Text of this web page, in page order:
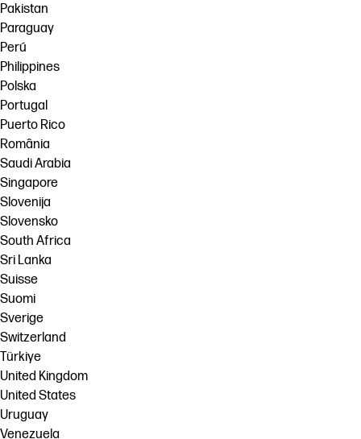
Pakistan
Paraguay
Perú
Philippines
Polska
Portugal
Puerto Rico
România
Saudi Arabia
Singapore
Slovenija
Slovensko
South Africa
Sri Lanka
Suisse
Suomi
Sverige
Switzerland
Türkiye
United Kingdom
United States
Uruguay
Venezuela